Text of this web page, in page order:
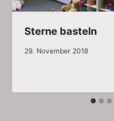
Sterne basteln
29. November 2018